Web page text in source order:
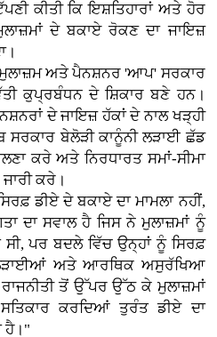
ਕੀਤੀ ਕਿ ਇਸ਼ਤਿਹਾਰਾਂ ਅਤੇ ਹੋਰ
ਦੇ ਬਕਾਏ ਰੋਕਣ ਦਾ ਜਾਇਜ਼
ਮੁਲਾਜ਼ਮ ਅਤੇ ਪੈਨਸ਼ਨਰ 'ਆਪ' ਸਰਕਾਰ
ਕੁਪ੍ਰਬੰਧਨ ਦੇ ਸ਼ਿਕਾਰ ਬਣੇ ਹਨ।
ਦੇ ਜਾਇਜ਼ ਹੱਕਾਂ ਦੇ ਨਾਲ ਖੜ੍ਹੀ
ਸਰਕਾਰ ਬੇਲੋੜੀ ਕਾਨੂੰਨੀ ਲੜਾਈ ਛੱਡ
ਕਰੇ ਅਤੇ ਨਿਰਧਾਰਤ ਸਮਾਂ-ਸੀਮਾ
ਕਰੇ।
ਡੀਏ ਦੇ ਬਕਾਏ ਦਾ ਮਾਮਲਾ ਨਹੀਂ,
ਦਾ ਸਵਾਲ ਹੈ ਜਿਸ ਨੇ ਮੁਲਾਜ਼ਮਾਂ ਨੂੰ
ਸੀ, ਪਰ ਬਦਲੇ ਵਿੱਚ ਉਨ੍ਹਾਂ ਨੂੰ ਸਿਰਫ਼
ਲੜਾਈਆਂ ਅਤੇ ਆਰਥਿਕ ਅਸੁਰੱਖਿਆ
ਤੋਂ ਉੱਪਰ ਉੱਠ ਕੇ ਮੁਲਾਜ਼ਮਾਂ
ਕਰਦਿਆਂ ਤੁਰੰਤ ਡੀਏ ਦਾ
ਹੈ।"